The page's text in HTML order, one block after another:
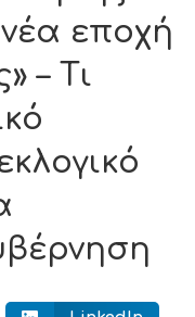
νέα εποχή
– Τι